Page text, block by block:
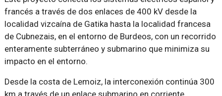
francés a través de dos enlaces de 400 kV desde la
localidad vizcaína de Gatika hasta la localidad francesa
de Cubnezais, en el entorno de Burdeos, con un recorrido
enteramente subterráneo y submarino que minimiza su
impacto en el entorno.
Desde la costa de Lemoiz, la interconexión continúa 300
km a través de un enlace submarino en corriente